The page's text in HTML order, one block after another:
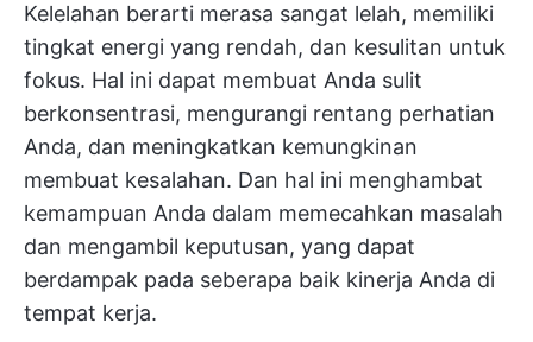
Kelelahan berarti merasa sangat lelah, memiliki
tingkat energi yang rendah, dan kesulitan untuk
fokus. Hal ini dapat membuat Anda sulit
berkonsentrasi, mengurangi rentang perhatian
Anda, dan meningkatkan kemungkinan
membuat kesalahan. Dan hal ini menghambat
kemampuan Anda dalam memecahkan masalah
dan mengambil keputusan, yang dapat
berdampak pada seberapa baik kinerja Anda di
tempat kerja.